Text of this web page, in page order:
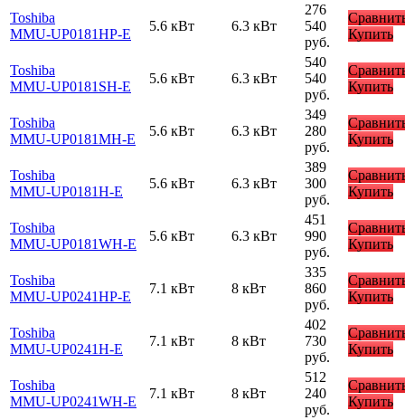
Toshiba
MMU-UP0181HP-E
5.6 кВт 6.3 кВт
276
540
руб.
Купить
Toshiba
MMU-UP0181SH-E
5.6 кВт 6.3 кВт
540
540
руб.
Купить
Toshiba
MMU-UP0181MH-E
5.6 кВт 6.3 кВт
349
280
руб.
Купить
Toshiba
MMU-UP0181H-E
5.6 кВт 6.3 кВт
389
300
руб.
Купить
Toshiba
MMU-UP0181WH-E
5.6 кВт 6.3 кВт
451
990
руб.
Купить
Toshiba
MMU-UP0241HP-E
7.1 кВт 8 кВт
335
860
руб.
Купить
Toshiba
MMU-UP0241H-E
7.1 кВт 8 кВт
402
730
руб.
Купить
Toshiba
MMU-UP0241WH-E
7.1 кВт 8 кВт
512
240
руб.
Купить